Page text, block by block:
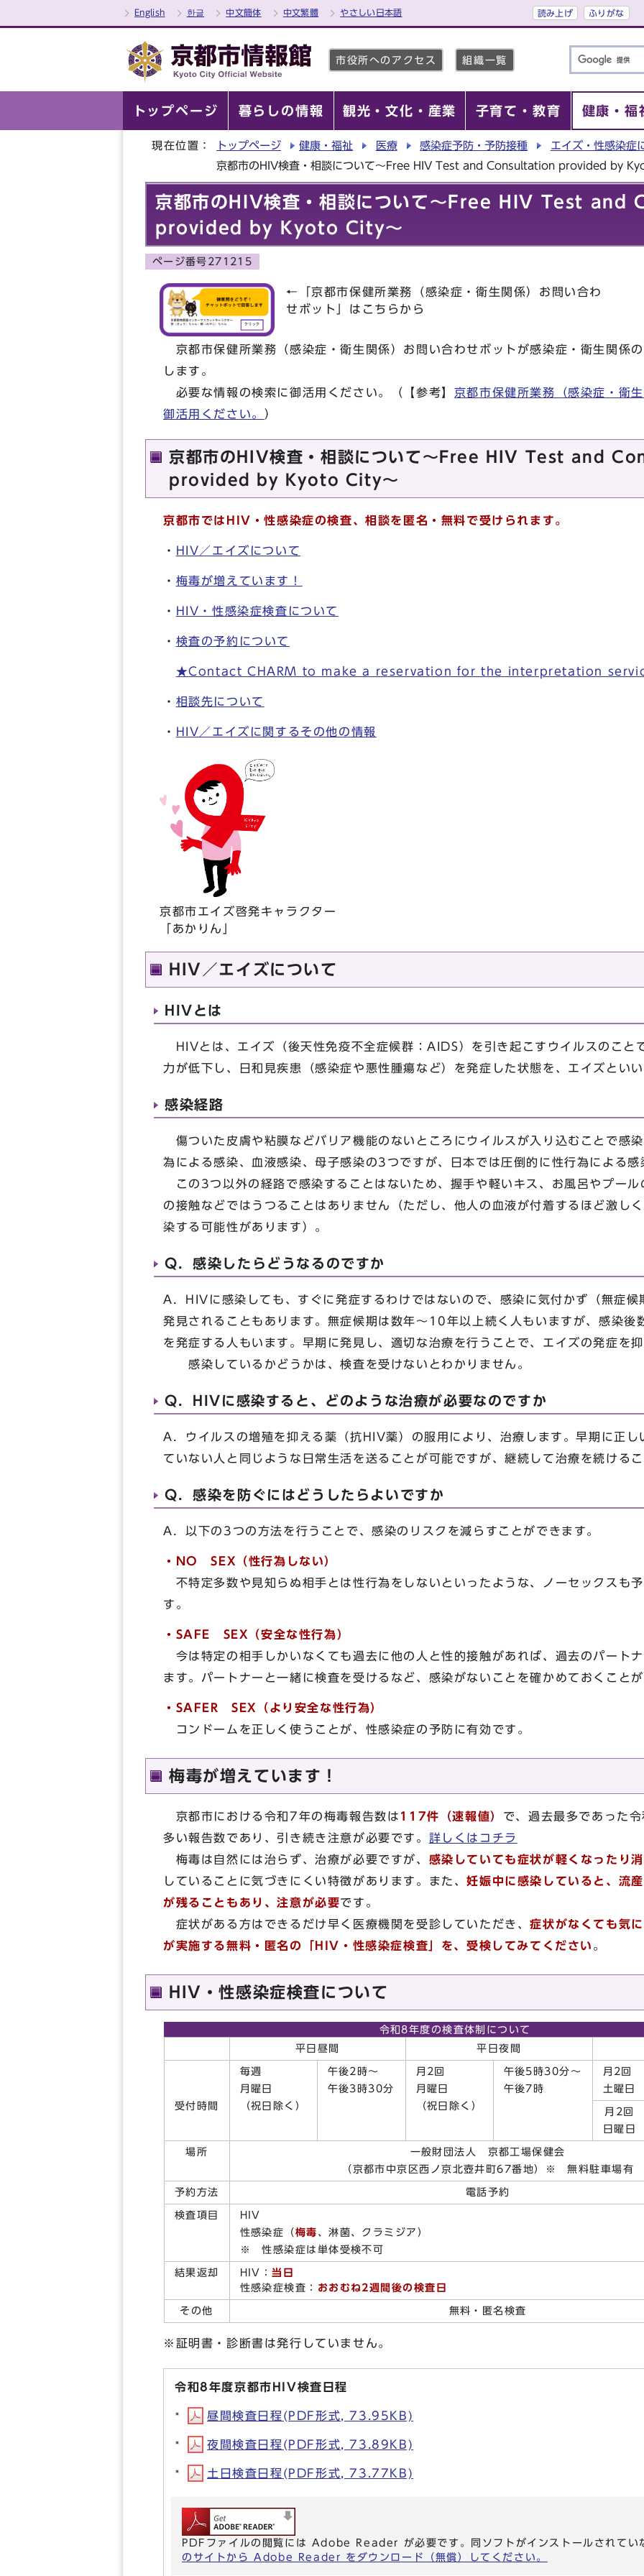
English 한글 中文簡体 中文繁體 やさしい日本語 読み上げ ふりがな
市役所へのアクセス 組織一覧
トップページ 暮らしの情報 観光・文化・産業 子育て・教育 健康・福
現在位置： トップページ 健康・福祉 医療 感染症予防・予防接種
エイズ・性感染症
京都市のHIV検査・相談について～Free HIV Test and Consultation provided by
京都市のHIV検査・相談について～Free HIV Test
provided by Kyoto City～
ページ番号271215
←「京都市保健所業務（感染症・衛生関係）お問い合わ
せボット」はこちらから
京都市保健所業務（感染症・衛生関係）お問い合わせボットが感染症・衛生関係
します。
必要な情報の検索に御活用ください。（【参考】 京都市保健所業務（感染症・衛
御活用ください。 ）
京都市のHIV検査・相談について～Free HIV Test and
provided by Kyoto City～
京都市ではHIV・性感染症の検査、相談を匿名・無料で受けられます。
・ HIV／エイズについて
・ 梅毒が増えています！
・ HIV・性感染症検査について
・ 検査の予約について
★Contact CHARM to make a reservation for the interpretation
・ 相談先について
・ HIV／エイズに関するその他の情報
京都市エイズ啓発キャラクター
「あかりん」
HIV／エイズについて
HIVとは
HIVとは、エイズ（後天性免疫不全症候群：AIDS）を引き起こすウイルスのこと
力が低下し、日和見疾患（感染症や悪性腫瘍など）を発症した状態を、エイズとい
感染経路
傷ついた皮膚や粘膜などバリア機能のないところにウイルスが入り込むことで感
為による感染、血液感染、母子感染の3つですが、日本では圧倒的に性行為による感
この3つ以外の経路で感染することはないため、握手や軽いキス、お風呂やプール
の接触などではうつることはありません（ただし、他人の血液が付着するほど激し
染する可能性があります）。
Q．感染したらどうなるのですか
A．HIVに感染しても、すぐに発症するわけではないので、感染に気付かず（無症
発見されることもあります。無症候期は数年～10年以上続く人もいますが、感染後
を発症する人もいます。早期に発見し、適切な治療を行うことで、エイズの発症を
感染しているかどうかは、検査を受けないとわかりません。
Q．HIVに感染すると、どのような治療が必要なのですか
A．ウイルスの増殖を抑える薬（抗HIV薬）の服用により、治療します。早期に正
ていない人と同じような日常生活を送ることが可能ですが、継続して治療を続ける
Q．感染を防ぐにはどうしたらよいですか
A．以下の3つの方法を行うことで、感染のリスクを減らすことができます。
・NO SEX（性行為しない）
不特定多数や見知らぬ相手とは性行為をしないといったような、ノーセックスも
す。
・SAFE SEX（安全な性行為）
今は特定の相手しかいなくても過去に他の人と性的接触があれば、過去のパート
ます。パートナーと一緒に検査を受けるなど、感染がないことを確かめておくこと
・SAFER SEX（より安全な性行為）
コンドームを正しく使うことが、性感染症の予防に有効です。
梅毒が増えています！
京都市における令和7年の梅毒報告数は 117件（速報値） で、過去最多であった
多い報告数であり、引き続き注意が必要です。 詳しくはコチラ
梅毒は自然には治らず、治療が必要ですが、 感染していても症状が軽くなったり
していることに気づきにくい特徴があります。また、妊娠中に感染していると、流
が残ることもあり、注意が必要です。
症状がある方はできるだけ早く医療機関を受診していただき、症状がなくても気
が実施する無料・匿名の「HIV・性感染症検査」を、受検してみてください 。
HIV・性感染症検査について
令和8年度の検査体制について
平日昼間
平日夜間
受付時間
毎週
月曜日
（祝日除く）
午後2時～
午後3時30分
月2回
月曜日
（祝日除く）
午後5時30分～
午後7時
月2回
土曜日
月2回
日曜日
場所
一般財団法人 京都工場保健会
（京都市中京区西ノ京北壺井町67番地）※ 無料駐車場有
予約方法 電話予約
検査項目
HIV
性感染症（ 梅毒 、淋菌、クラミジア）
※ 性感染症は単体受検不可
結果返却 HIV：当日
性感染症検査： おおむね2週間後の検査日
その他 無料・匿名検査
※証明書・診断書は発行していません。
令和8年度京都市HIV検査日程
昼間検査日程(PDF形式, 73.95KB)
夜間検査日程(PDF形式, 73.89KB)
土日検査日程(PDF形式, 73.77KB)
PDFファイルの閲覧には Adobe Reader が必要です。同ソフトがインストールされてい
のサイトから Adobe Reader をダウンロード（無償）してください。